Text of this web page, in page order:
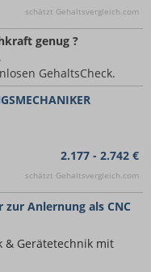
schätzt Gehaltsvergleich.com
genug ?
GehaltsCheck.
2.177 - 2.742 €
schätzt Gehaltsvergleich.com
Anlernung als CNC
& Gerätetechnik mit